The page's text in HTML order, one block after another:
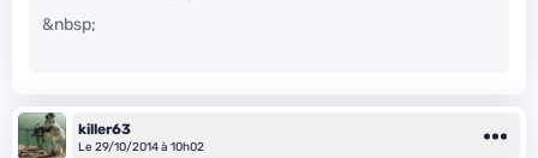
&nbsp;
killer63
Le 29/10/2014 à 10h02